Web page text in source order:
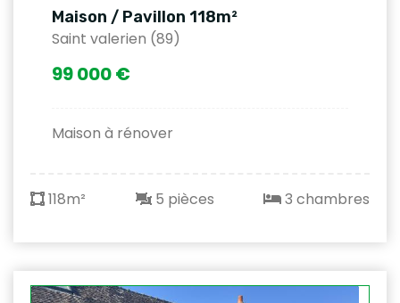
Maison / Pavillon 118m²
Saint valerien (89)
99 000 €
Maison à rénover
118m² 5 pièces 3 chambres